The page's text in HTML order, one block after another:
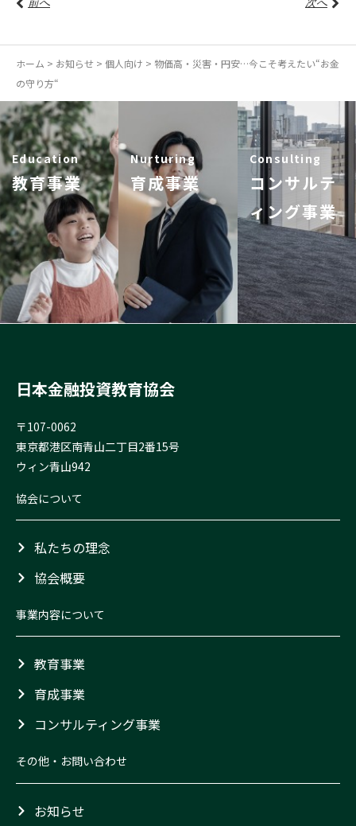
前へ 次へ
ホーム > お知らせ > 個人向け > 物価高・災害・円安…今こそ考えたい“お金
の守り方“
Education
教育事業
Nurturing
育成事業
Consulting
コンサルテ
ィング事業
日本金融投資教育協会
〒107-0062
東京都港区南青山二丁目2番15号
ウィン青山942
協会について
私たちの理念
協会概要
事業内容について
教育事業
育成事業
コンサルティング事業
その他・お問い合わせ
お知らせ